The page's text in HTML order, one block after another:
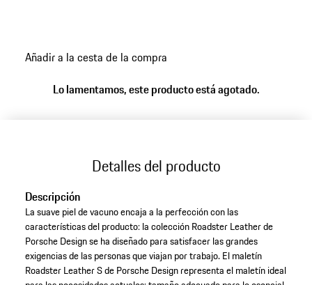
Añadir a la cesta de la compra
Lo lamentamos, este producto está agotado.
Detalles del producto
Descripción
La suave piel de vacuno encaja a la perfección con las
características del producto: la colección Roadster Leather de
Porsche Design se ha diseñado para satisfacer las grandes
exigencias de las personas que viajan por trabajo. El maletín
Roadster Leather S de Porsche Design representa el maletín ideal